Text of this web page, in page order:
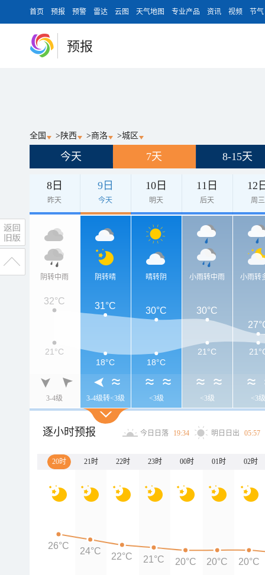
首页 预报 预警 雷达 云图 天气地图 专业产品 资讯 视频 节气
预报
全国 > 陕西 >商洛 >城区
今天 7天 8-15天
8日
昨天
9日
今天
10日
明天
11日
后天
12
周三
阴转中雨
3-4级
阴转晴
3-4级转<3级
晴转阴
<3级
小雨转中雨
<3级
小雨转
<3级
32°C 31°C 30°C
30°C
21°C
18°C
18°C
21°C
逐小时预报 今日日落 19:34 明日日出 05:57
20时 21时 22时 23时 00时 01时 02时
26°C
24°C
22°C 21°C 20°C 20°C 20°C